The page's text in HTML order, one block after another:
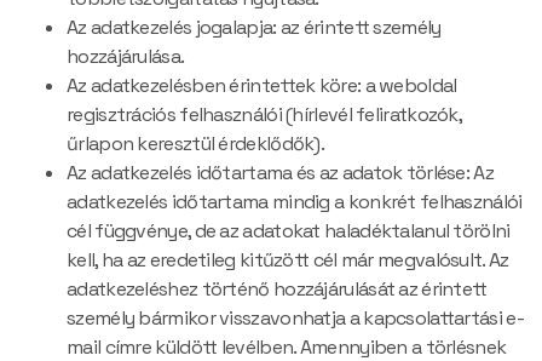
Az adatkezelés jogalapja: az érintett személy
hozzájárulása.
Az adatkezelésben érintettek köre: a weboldal
regisztrációs felhasználói (hírlevél feliratkozók,
űrlapon keresztül érdeklődők).
Az adatkezelés időtartama és az adatok törlése: Az
adatkezelés időtartama mindig a konkrét felhasználói
cél függvénye, de az adatokat haladéktalanul törölni
kell, ha az eredetileg kitűzött cél már megvalósult. Az
adatkezeléshez történő hozzájárulását az érintett
személy bármikor visszavonhatja a kapcsolattartási e-
mail címre küldött levélben. Amennyiben a törlésnek